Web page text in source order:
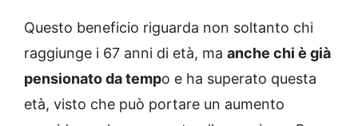
Questo beneficio riguarda non soltanto chi
raggiunge i 67 anni di età, ma anche chi è già
pensionato da tempo e ha superato questa
età, visto che può portare un aumento